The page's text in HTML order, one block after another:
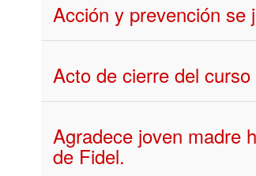
Acción y prevención se
Acto de cierre del
Agradece joven madre
de Fidel.